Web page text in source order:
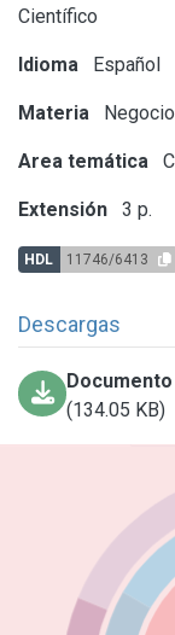
Científico
Idioma Español
Materia
Area temática
Extensión 3 p.
HDL 11746/6413
Descargas
(134.05 KB)